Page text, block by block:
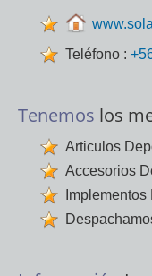
Teléfono :
Tenemos los
Articulos
Accesorios